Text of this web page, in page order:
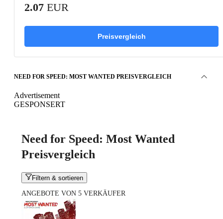
2.07 EUR
Preisvergleich
NEED FOR SPEED: MOST WANTED PREISVERGLEICH
Advertisement
GESPONSERT
Need for Speed: Most Wanted
Preisvergleich
Filtern & sortieren
ANGEBOTE VON 5 VERKÄUFER